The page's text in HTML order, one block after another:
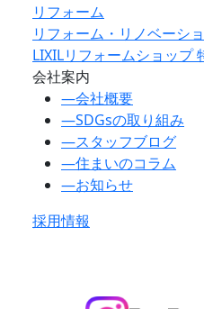
リフォーム
リフォーム・リノベーシ
LIXILリフォームショップ
会社案内
―会社概要
―SDGsの取り組み
―スタッフブログ
―住まいのコラム
―お知らせ
採用情報